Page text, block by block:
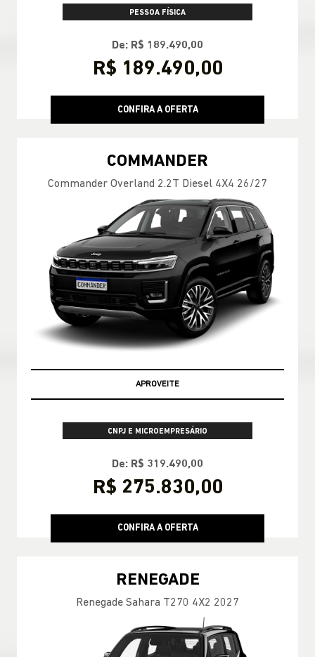
PESSOA FÍSICA
De: R$ 189.490,00
R$ 189.490,00
CONFIRA A OFERTA
COMMANDER
Commander Overland 2.2T Diesel 4X4 26/27
APROVEITE
CNPJ E MICROEMPRESÁRIO
De: R$ 319.490,00
R$ 275.830,00
CONFIRA A OFERTA
RENEGADE
Renegade Sahara T270 4X2 2027